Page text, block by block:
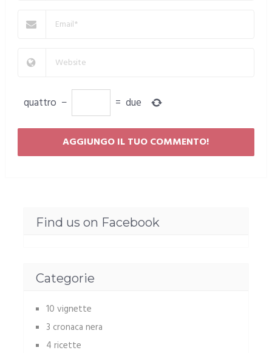
quattro − = due
Find us on Facebook
Categorie
10 vignette
3 cronaca nera
4 ricette